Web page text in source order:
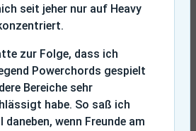
seit jeher nur auf Heavy
zur Folge, dass ich
Powerchords gespielt
Bereiche sehr
habe. So saß ich
daneben, wenn Freunde am